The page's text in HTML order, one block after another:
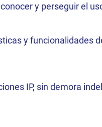
y perseguir el
y funcionalidades
IP, sin demora